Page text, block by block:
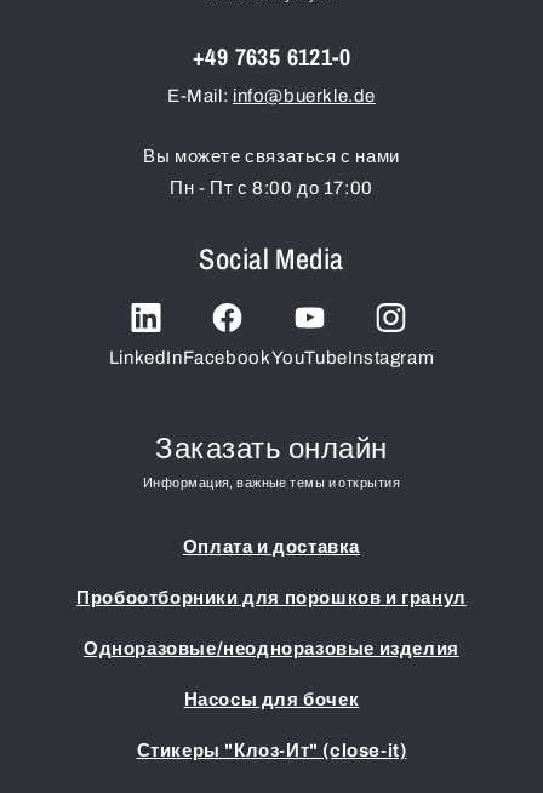
+49 7635 6121-0
E-Mail: info@buerkle.de
Вы можете связаться с нами
Пн - Пт с 8:00 до 17:00
Social Media
LinkedInFacebookYouTubeInstagram
Заказать онлайн
Информация, важные темы и открытия
Оплата и доставка
Пробоотборники для порошков и гранул
Одноразовые/неодноразовые изделия
Насосы для бочек
Стикеры "Клоз-Ит" (close-it)